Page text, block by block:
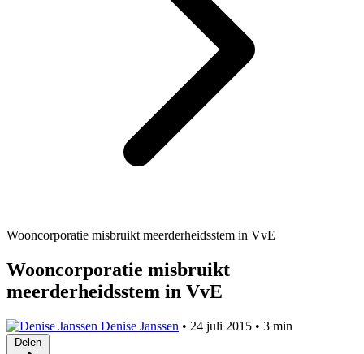
Wooncorporatie misbruikt meerderheidsstem in VvE
Wooncorporatie misbruikt
meerderheidsstem in VvE
Denise Janssen • 24 juli 2015 • 3 min